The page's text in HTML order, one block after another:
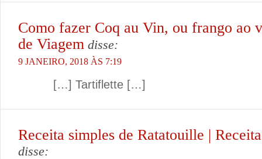
Como fazer Coq au Vin, ou frango ao
de Viagem disse:
9 JANEIRO, 2018 ÀS 7:19
[…] Tartiflette […]
Receita simples de Ratatouille |
disse: